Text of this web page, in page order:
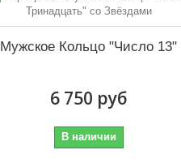
Мужское Кольцо "Число 13"
6 750 руб
В наличии